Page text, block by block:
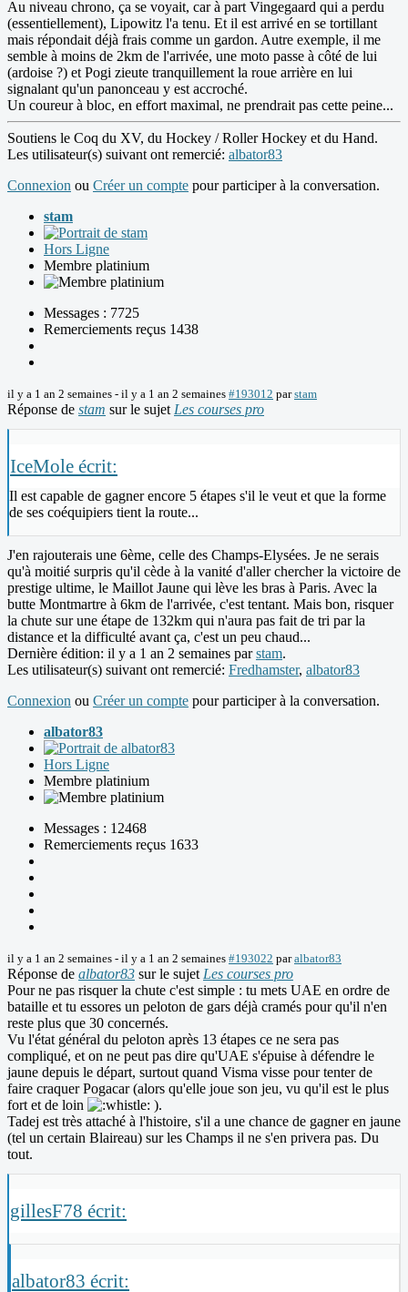
Au niveau chrono, ça se voyait, car à part Vingegaard qui a perdu
(essentiellement), Lipowitz l'a tenu. Et il est arrivé en se tortillant
mais répondait déjà frais comme un gardon. Autre exemple, il me
semble à moins de 2km de l'arrivée, une moto passe à côté de lui
(ardoise ?) et Pogi zieute tranquillement la roue arrière en lui
signalant qu'un panonceau y est accroché.
Un coureur à bloc, en effort maximal, ne prendrait pas cette peine...
Soutiens le Coq du XV, du Hockey / Roller Hockey et du Hand.
Les utilisateur(s) suivant ont remercié: albator83
Connexion ou Créer un compte pour participer à la conversation.
stam
Hors Ligne
Membre platinium
Messages : 7725
Remerciements reçus 1438
il y a 1 an 2 semaines - il y a 1 an 2 semaines #193012 parstam
Réponse de stam sur le sujet Les courses pro
IceMole écrit:
Il est capable de gagner encore 5 étapes s'il le veut et que la forme
de ses coéquipiers tient la route...
J'en rajouterais une 6ème, celle des Champs-Elysées. Je ne serais
qu'à moitié surpris qu'il cède à la vanité d'aller chercher la victoire de
prestige ultime, le Maillot Jaune qui lève les bras à Paris. Avec la
butte Montmartre à 6km de l'arrivée, c'est tentant. Mais bon, risquer
la chute sur une étape de 132km qui n'aura pas fait de tri par la
distance et la difficulté avant ça, c'est un peu chaud...
Dernière édition: il y a 1 an 2 semaines parstam.
Les utilisateur(s) suivant ont remercié: Fredhamster, albator83
Connexion ou Créer un compte pour participer à la conversation.
albator83
Hors Ligne
Membre platinium
Messages : 12468
Remerciements reçus 1633
il y a 1 an 2 semaines - il y a 1 an 2 semaines #193022 paralbator83
Réponse de albator83 sur le sujet Les courses pro
Pour ne pas risquer la chute c'est simple : tu mets UAE en ordre de
bataille et tu essores un peloton de gars déjà cramés pour qu'il n'en
reste plus que 30 concernés.
Vu l'état général du peloton après 13 étapes ce ne sera pas
compliqué, et on ne peut pas dire qu'UAE s'épuise à défendre le
jaune depuis le départ, surtout quand Visma visse pour tenter de
faire craquer Pogacar (alors qu'elle joue son jeu, vu qu'il est le plus
fort et de loin
).
Tadej est très attaché à l'histoire, s'il a une chance de gagner en jaune
(tel un certain Blaireau) sur les Champs il ne s'en privera pas. Du
tout.
gillesF78 écrit:
albator83 écrit: